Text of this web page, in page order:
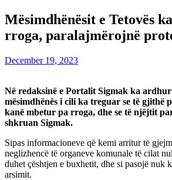
Mësimdhënësit e Tetovës
rroga, paralajmërojnë
December 19, 2023
Në redaksinë e Portalit Sigmak ka
mësimdhënës i cili ka treguar se të gjithë
kanë mbetur pa rroga, dhe se të njëjtit
shkruan Sigmak.
Sipas informacioneve që kemi arritur të
neglizhencë të organeve komunale të cilat
duhet çështjen e buxhetit, dhe si pasojë nuk
arsimit.